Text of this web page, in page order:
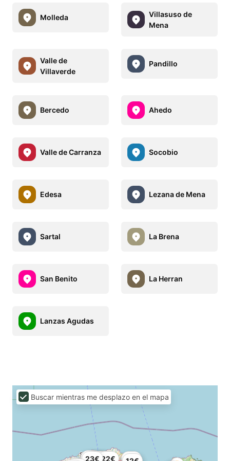
Molleda
Villasuso de
Mena
Valle de
Villaverde
Pandillo
Bercedo Ahedo
Valle de Carranza Socobio
Edesa Lezana de Mena
Sartal La Brena
San Benito La Herran
Lanzas Agudas
18€
20€
21€
21€22€
23€
24€24€
Buscar mientras me desplazo en el mapa